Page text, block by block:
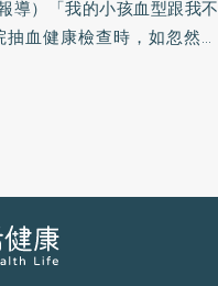
導）「我的小孩血型跟我不
血健康檢查時，如忽然發
應，紅血球與抗A血清反應
有反應為AB型，反之為O